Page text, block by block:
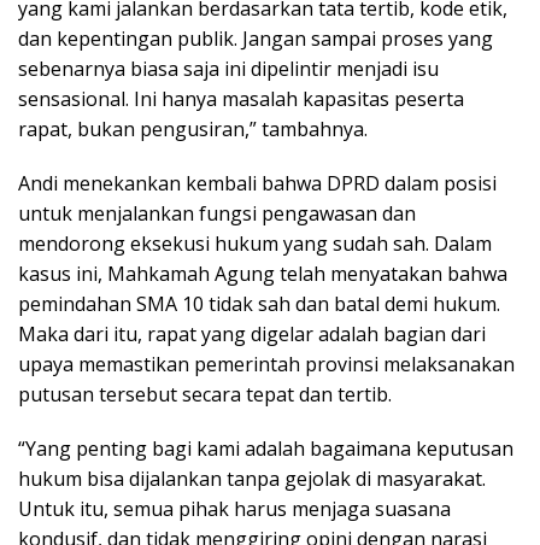
yang kami jalankan berdasarkan tata tertib, kode etik,
dan kepentingan publik. Jangan sampai proses yang
sebenarnya biasa saja ini dipelintir menjadi isu
sensasional. Ini hanya masalah kapasitas peserta
rapat, bukan pengusiran,” tambahnya.
Andi menekankan kembali bahwa DPRD dalam posisi
untuk menjalankan fungsi pengawasan dan
mendorong eksekusi hukum yang sudah sah. Dalam
kasus ini, Mahkamah Agung telah menyatakan bahwa
pemindahan SMA 10 tidak sah dan batal demi hukum.
Maka dari itu, rapat yang digelar adalah bagian dari
upaya memastikan pemerintah provinsi melaksanakan
putusan tersebut secara tepat dan tertib.
“Yang penting bagi kami adalah bagaimana keputusan
hukum bisa dijalankan tanpa gejolak di masyarakat.
Untuk itu, semua pihak harus menjaga suasana
kondusif, dan tidak menggiring opini dengan narasi